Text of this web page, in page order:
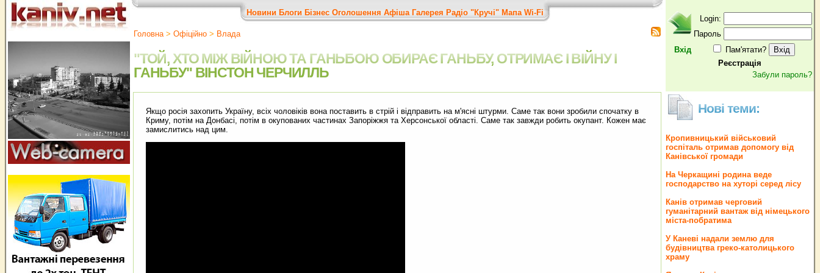
Новини Блоги Бізнес Оголошення Афіша Галерея Радіо "Кручі" Мапа Wi-Fi
Головна> Офіційно > Влада
"ТОЙ, ХТО МІЖ ВІЙНОЮ ТА ГАНЬБОЮ ОБИРАЄ ГАНЬБУ, ОТРИМАЄ І ВІЙНУ І
ГАНЬБУ" ВІНСТОН ЧЕРЧИЛЛЬ
Якщо росія захопить Україну, всіх чоловіків вона поставить в стрій і відправить на м'ясні штурми. Саме так вони зробили спочатку в
Криму, потім на Донбасі, потім в окупованих частинах Запоріжжя та Херсонської області. Саме так завжди робить окупант. Кожен має
замислитись над цим.
Вхід
Login:
Пароль
Пам'ятати?
Реєстрація
Забули пароль?
Нові теми:
Кропивницький військовий
госпіталь отримав допомогу від
Канівської громади
На Черкащині родина веде
господарство на хуторі серед лісу
Канів отримав черговий
гуманітарний вантаж від німецького
міста-побратима
У Каневі надали землю для
будівництва греко‐католицького
храму